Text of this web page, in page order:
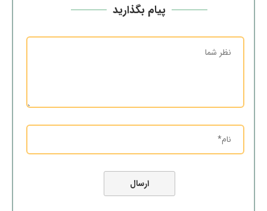
پیام بگذارید